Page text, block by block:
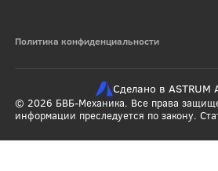
Политика конфиденциальности
© 2026 БВБ-Механика. Все права
информации преследуется по закону.
Сделано в ASTRUM